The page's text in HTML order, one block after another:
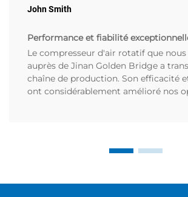
John Smith
Performance et fiabilité
Le compresseur d'air rotatif que
auprès de Jinan Golden Bridge a
chaîne de production. Son efficacité
ont considérablement amélioré nos